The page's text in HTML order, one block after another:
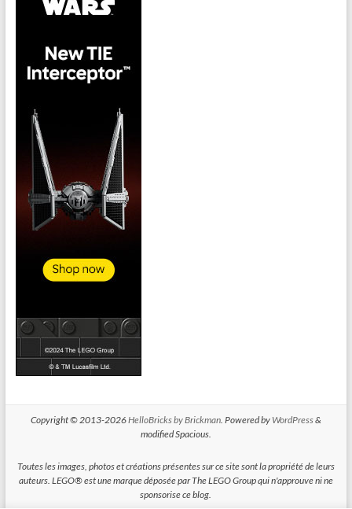
Copyright © 2013-2026HelloBricks by Brickman. Powered by WordPress&
modified Spacious.
Toutes les images, photos et créations présentes sur ce site sont la propriété de leurs
auteurs. LEGO® est une marque déposée par The LEGO Group qui n'approuve ni ne
sponsorise ce blog.